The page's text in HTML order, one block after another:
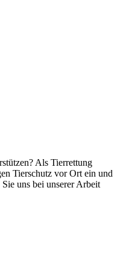
Als Tierrettung
Tierschutz vor Ort ein und
uns bei unserer Arbeit